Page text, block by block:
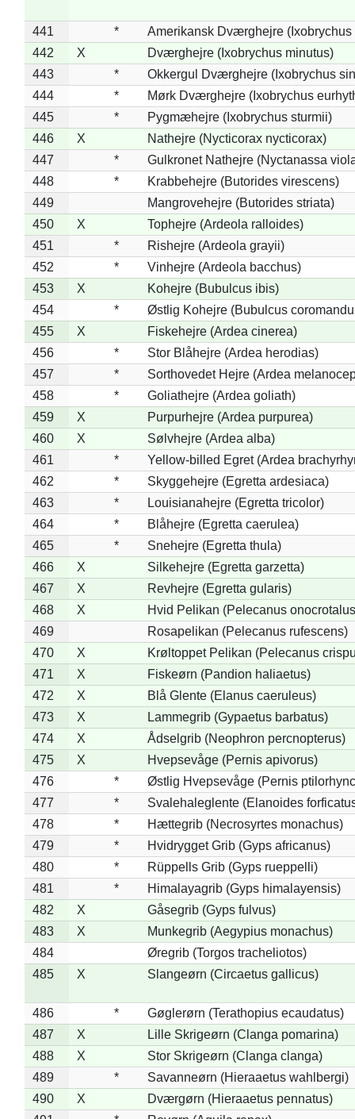
441 *
Amerikansk Dværghejre (Ixobrychus
442
X
Dværghejre (Ixobrychus minutus)
443
*
Okkergul Dværghejre (Ixobrychus
444
*
Mørk Dværghejre (Ixobrychus
445
*
Pygmæhejre (Ixobrychus sturmii)
446
X
Nathejre (Nycticorax nycticorax)
447
*
Gulkronet Nathejre (Nyctanassa
448
*
Krabbehejre (Butorides virescens)
449
Mangrovehejre (Butorides striata)
450
X
Tophejre (Ardeola ralloides)
451
*
Rishejre (Ardeola grayii)
452
*
Vinhejre (Ardeola bacchus)
453
X
Kohejre (Bubulcus ibis)
454
*
Østlig Kohejre (Bubulcus
455
X
Fiskehejre (Ardea cinerea)
456
*
Stor Blåhejre (Ardea herodias)
457
*
Sorthovedet Hejre (Ardea
458
*
Goliathejre (Ardea goliath)
459
X
Purpurhejre (Ardea purpurea)
460
X
Sølvhejre (Ardea alba)
461
*
Yellow-billed Egret (Ardea
462
*
Skyggehejre (Egretta ardesiaca)
463
*
Louisianahejre (Egretta tricolor)
464
*
Blåhejre (Egretta caerulea)
465
*
Snehejre (Egretta thula)
466
X
Silkehejre (Egretta garzetta)
467
X
Revhejre (Egretta gularis)
468
X
Hvid Pelikan (Pelecanus
469
Rosapelikan (Pelecanus rufescens)
470
X
Krøltoppet Pelikan (Pelecanus
471
X
Fiskeørn (Pandion haliaetus)
472
X
Blå Glente (Elanus caeruleus)
473
X
Lammegrib (Gypaetus barbatus)
474
X
Ådselgrib (Neophron percnopterus)
475
X
Hvepsevåge (Pernis apivorus)
476
*
Østlig Hvepsevåge (Pernis
477
*
Svalehaleglente (Elanoides
478
*
Hættegrib (Necrosyrtes monachus)
479
*
Hvidrygget Grib (Gyps africanus)
480
*
Rüppells Grib (Gyps rueppelli)
481
*
Himalayagrib (Gyps himalayensis)
482
X
Gåsegrib (Gyps fulvus)
483
X
Munkegrib (Aegypius monachus)
484
Øregrib (Torgos tracheliotos)
485
X Slangeørn (Circaetus gallicus)
486 *
Gøglerørn (Terathopius ecaudatus)
487
X
Lille Skrigeørn (Clanga pomarina)
488
X
Stor Skrigeørn (Clanga clanga)
489
*
Savanneørn (Hieraaetus wahlbergi)
490
X
Dværgørn (Hieraaetus pennatus)